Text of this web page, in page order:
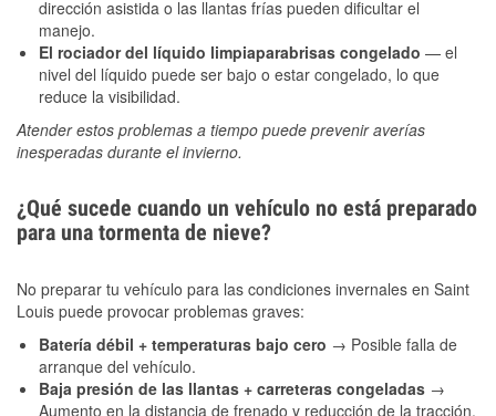
dirección asistida o las llantas frías pueden dificultar el
manejo.
El rociador del líquido limpiaparabrisas congelado — el
nivel del líquido puede ser bajo o estar congelado, lo que
reduce la visibilidad.
Atender estos problemas a tiempo puede prevenir averías
inesperadas durante el invierno.
¿Qué sucede cuando un vehículo no está preparado
para una tormenta de nieve?
No preparar tu vehículo para las condiciones invernales en Saint
Louis puede provocar problemas graves:
Batería débil + temperaturas bajo cero → Posible falla de
arranque del vehículo.
Baja presión de las llantas + carreteras congeladas →
Aumento en la distancia de frenado y reducción de la tracción.